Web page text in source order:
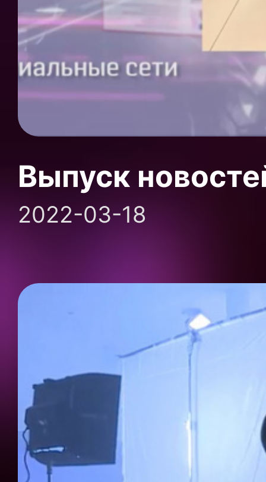
Выпуск
2022-03-18